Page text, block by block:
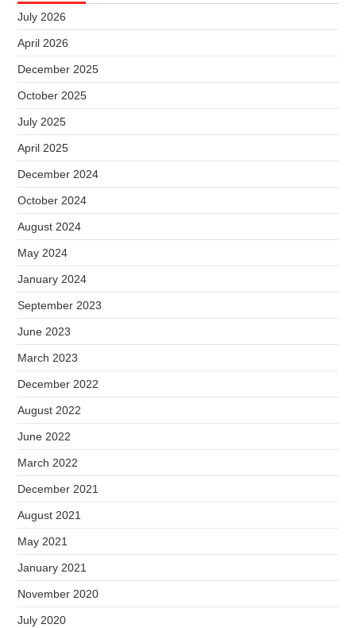
July 2026
April 2026
December 2025
October 2025
July 2025
April 2025
December 2024
October 2024
August 2024
May 2024
January 2024
September 2023
June 2023
March 2023
December 2022
August 2022
June 2022
March 2022
December 2021
August 2021
May 2021
January 2021
November 2020
July 2020